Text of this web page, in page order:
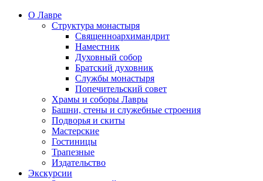
О Лавре
Структура монастыря
Священноархимандрит
Наместник
Духовный собор
Братский духовник
Службы монастыря
Попечительский совет
Храмы и соборы Лавры
Башни, стены и служебные строения
Подворья и скиты
Мастерские
Гостиницы
Трапезные
Издательство
Экскурсии